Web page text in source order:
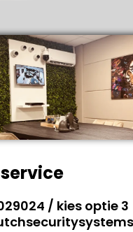
/ kies optie 3